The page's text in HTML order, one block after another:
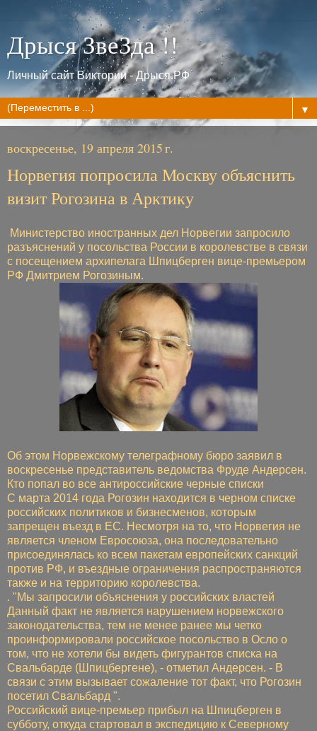
Дрыся ЗвеЗда !!
Личный сайт Виктории - Дрыся.РФ
▼
воскресенье, 19 апреля 2015 г.
Норвегия попросила Москву объяснить
визит Рогозина в Арктику
Министерство иностранных дел Норвегии запросило
разъяснений у посольства России в королевстве в связи
с посещением архипелага Шпицберген вице-премьером
РФ Дмитрием Рогозиным.
Об этом Норвежскому телеграфному бюро заявил в
воскресенье представитель ведомства Фруде Андерсен.
Кто попал во все антироссийские черные списки
С марта 2014 года Рогозин находится в черном списке
российских политиков и бизнесменов, которым
запрещен въезд в ЕС. Несмотря на то, что Норвегия не
является членом Евросоюза, она последовательно
присоединялась ко всем пакетам европейских санкций
против РФ, и въездные ограничения распространяются
также и на территорию королевства.
. "Мы запросили объяснения у российских властей
Данный факт не является нарушением норвежского
законодательства, тем не менее ранее мы четко
проинформировали российское посольство в Осло о
том, что не хотели бы видеть фигурантов списка на
Свальбарде (Шпицбергене), - отметил Андерсен. - В
связи с этим вызывает сожаление тот факт, что Рогозин
посетил Свальбард ".
Российский вице-премьер прибыл на Шпицберген в
субботу, откуда стартовал в экспедицию к Северному